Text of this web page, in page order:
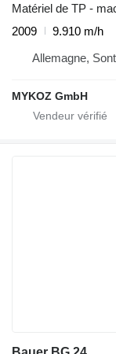
Matériel de TP -
2009
9.910 m/h
Allemagne,
MYKOZ GmbH